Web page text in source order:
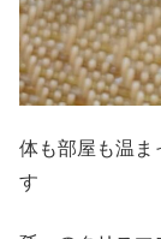
体も部屋も温ま
す